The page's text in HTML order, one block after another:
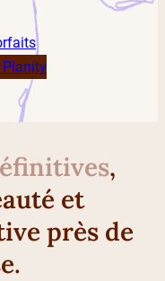
,
et
près de